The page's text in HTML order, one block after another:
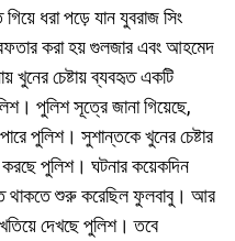
ধরা পড়ে যান যুবরাজ সিং
করা হয় গুলজার এবং আহমেদ
খুনের চেষ্টায় ব্যবহৃত একটি
পুলিশ সূত্রে জানা গিয়েছে,
পুলিশ। সুশান্তকে খুনের চেষ্টার
পুলিশ। ঘটনার কয়েকদিন
থাকতে শুরু করেছিল ফুলবাবু। আর
দেখছে পুলিশ। তবে